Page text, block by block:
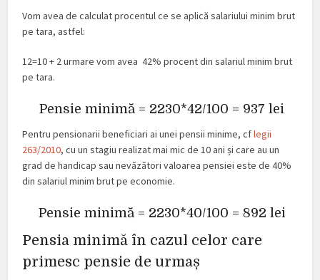
Vom avea de calculat procentul ce se aplică salariului minim brut
pe tara, astfel:
12=10 + 2 urmare vom avea 42% procent din salariul minim brut
pe tara.
Pensie minimă = 2230*42/100 = 937 lei
Pentru pensionarii beneficiari ai unei pensii minime, cflegii
263/2010, cu un stagiu realizat mai mic de 10 ani și care au un
grad de handicap sau nevăzători valoarea pensiei este de 40%
din salariul minim brut pe economie.
Pensie minimă = 2230*40/100 = 892 lei
Pensia minimă în cazul celor care
primesc pensie de urmaș